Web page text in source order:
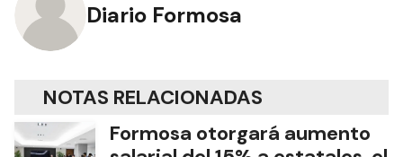
Diario Formosa
NOTAS RELACIONADAS
Formosa otorgará aumento